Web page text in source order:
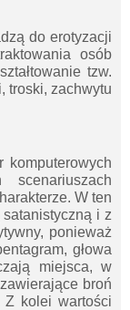
do erotyzacji
osób
tzw.
troski, zachwytu
komputerowych
W ten
i z
ponieważ
głowa
miejsca, w
broń
Z kolei wartości